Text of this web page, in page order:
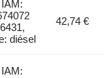
diésel
42,74 €